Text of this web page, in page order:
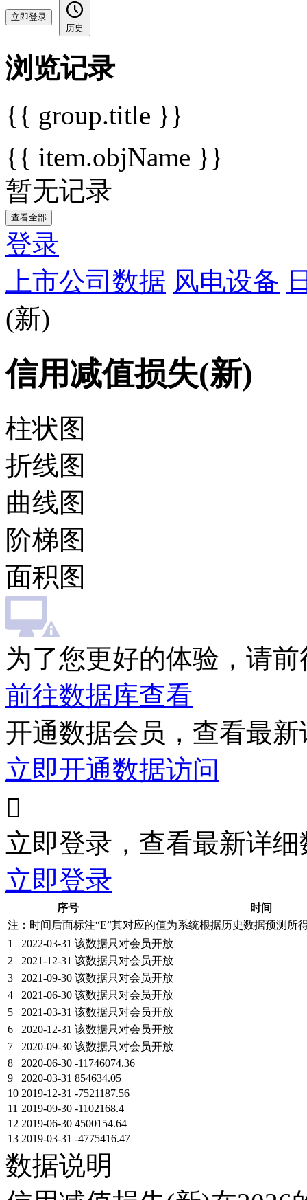
立即登录
历史
浏览记录
{{ group.title }}
{{ item.objName }}
暂无记录
查看全部
登录
上市公司数据 风电设备
(新)
信用减值损失(新)
柱状图
折线图
曲线图
阶梯图
面积图
为了您更好的体验，请
前往数据库查看
开通数据会员，查看最
立即开通数据访问

立即登录，查看最新详细
立即登录
序号
时间
注：时间后面标注“E”其对应的值为系统根据历史数据预测所
1
2022-03-31 该数据只对会员开放
2
2021-12-31 该数据只对会员开放
3
2021-09-30 该数据只对会员开放
4
2021-06-30 该数据只对会员开放
5
2021-03-31 该数据只对会员开放
6
2020-12-31 该数据只对会员开放
7
2020-09-30 该数据只对会员开放
8
2020-06-30 -11746074.36
9
2020-03-31 854634.05
10 2019-12-31 -7521187.56
11 2019-09-30 -1102168.4
12 2019-06-30 4500154.64
13 2019-03-31 -4775416.47
数据说明